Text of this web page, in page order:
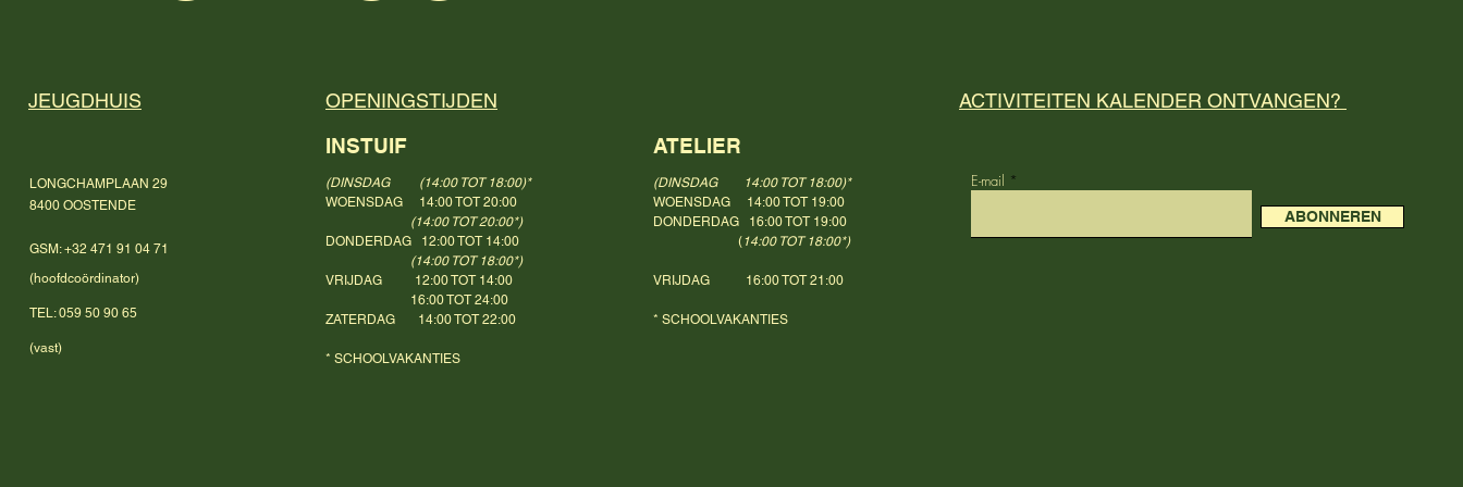
JEUGDHUIS
LONGCHAMPLAAN 29
8400 OOSTENDE
GSM: +32 471 91 04 71
(hoofdcoördinator)
TEL: 059 50 90 65
(vast)
OPENINGSTIJDEN ACTIVITEITEN KALENDER ONTVANGEN?
INSTUIF ATELIER
E-mail
ABONNEREN
(DINSDAG (14:00 TOT 18:00)*
WOENSDAG 14:00 TOT 20:00
(14:00 TOT 20:00*)
DONDERDAG 12:00 TOT 14:00
(14:00 TOT 18:00*)
VRIJDAG 12:00 TOT 14:00
16:00 TOT 24:00
ZATERDAG 14:00 TOT 22:00
* SCHOOLVAKANTIES
(DINSDAG 14:00 TOT 18:00)*
WOENSDAG 14:00 TOT 19:00
DONDERDAG 16:00 TOT 19:00
(14:00 TOT 18:00*)
VRIJDAG 16:00 TOT 21:00
* SCHOOLVAKANTIES